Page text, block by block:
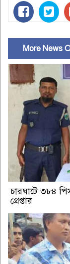
More News
চারঘাটে ৩৮৪
গ্রেপ্তার